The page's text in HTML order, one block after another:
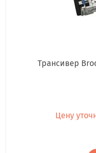
Трансивер
Цену